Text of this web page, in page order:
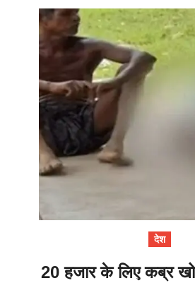
देश
20 हजार के लिए कब्र